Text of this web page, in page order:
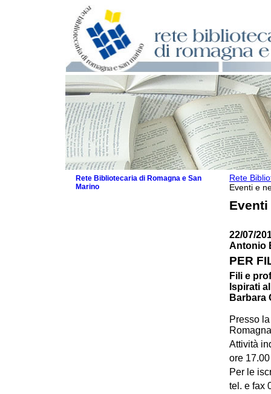
Rete
Eventi e
Eventi
22/07/
Antonio
PER
Fili e
Ispirati
Barbara
Presso
Attività
ore 17.00
Per le
tel. e fax
Rete Bibliotecaria di Romagna e San
Marino